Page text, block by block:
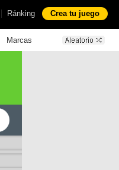
| Ránking Crea tu juego
Marcas